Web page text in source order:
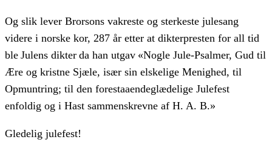
Og slik lever Brorsons vakreste og sterkeste julesang
videre i norske kor, 287 år etter at dikterpresten for all tid
ble Julens dikter da han utgav «Nogle Jule-Psalmer, Gud til
Ære og kristne Sjæle, især sin elskelige Menighed, til
Opmuntring; til den forestaaendeglædelige Julefest
enfoldig og i Hast sammenskrevne af H. A. B.»
Gledelig julefest!